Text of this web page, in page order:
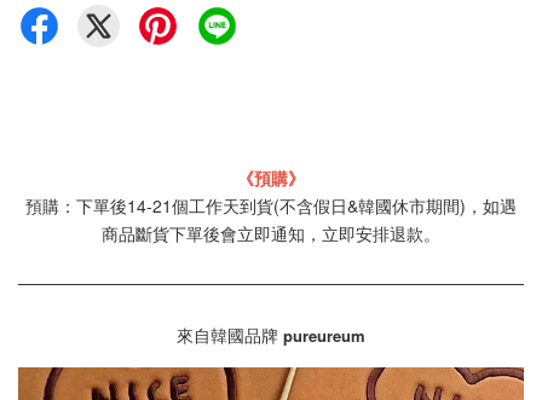
《預購》
預購：下單後14-21個工作天到貨(不含假日&韓國休市期間)，如遇
商品斷貨下單後會立即通知，立即安排退款。
來自韓國品牌 pureureum